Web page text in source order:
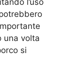
l’uso
una volta
si